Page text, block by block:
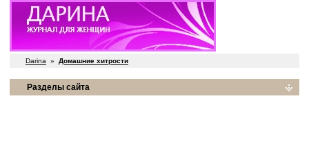
Darina » Домашние хитрости
Разделы сайта